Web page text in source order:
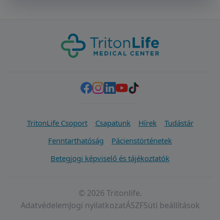
TritonLife Csoport Csapatunk Hírek
Tudástár
Fenntarthatóság
Pácienstörténetek
Betegjogi képviselő és tájékoztatók
© 2026 Tritonlife.
AdatvédelemJogi nyilatkozatÁSZFSüti beállítások